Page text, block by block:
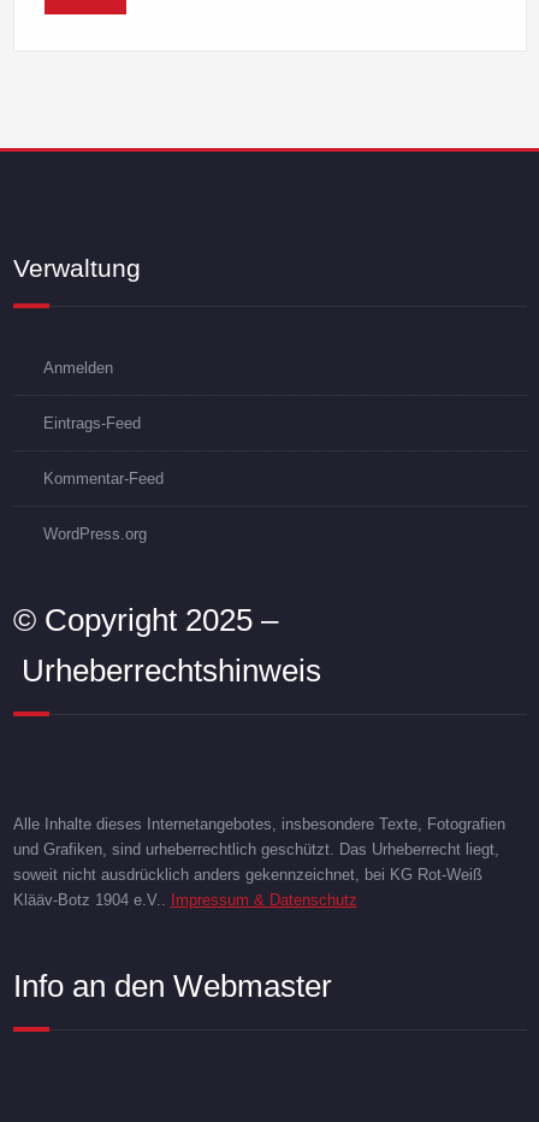
Verwaltung
Anmelden
Eintrags-Feed
Kommentar-Feed
WordPress.org
© Copyright 2025 –
Urheberrechtshinweis
Alle Inhalte dieses Internetangebotes, insbesondere Texte, Fotografien
und Grafiken, sind urheberrechtlich geschützt. Das Urheberrecht liegt,
soweit nicht ausdrücklich anders gekennzeichnet, bei KG Rot-Weiß
Klääv-Botz 1904 e.V..
Impressum & Datenschutz
Info an den Webmaster